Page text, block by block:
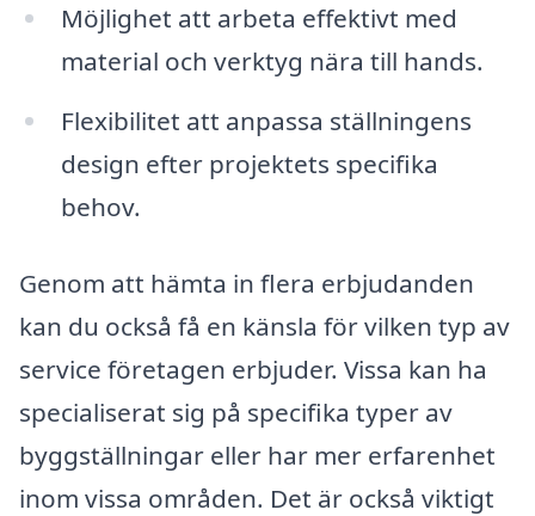
Möjlighet att arbeta effektivt med
material och verktyg nära till hands.
Flexibilitet att anpassa ställningens
design efter projektets specifika
behov.
Genom att hämta in flera erbjudanden
kan du också få en känsla för vilken typ av
service företagen erbjuder. Vissa kan ha
specialiserat sig på specifika typer av
byggställningar eller har mer erfarenhet
inom vissa områden. Det är också viktigt